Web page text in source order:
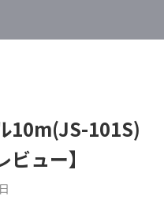
10m(JS-101S)
ュー】